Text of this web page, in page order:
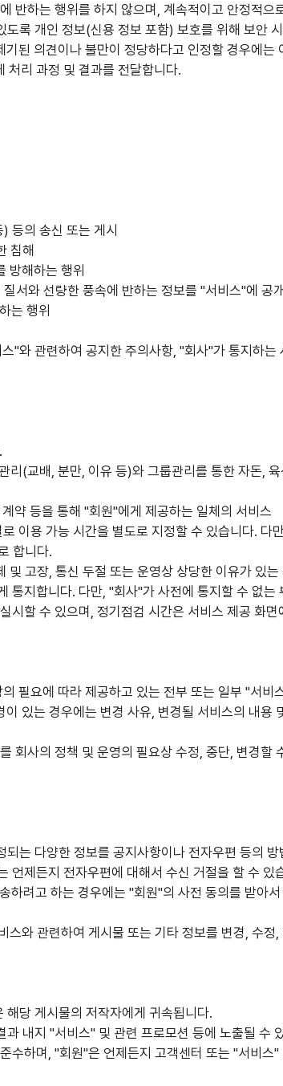
반하는 행위를 하지 않으며, 계속적이고 안정적
록 개인 정보(신용 정보 포함) 보호를 위해 보안
된 의견이나 불만이 정당하다고 인정할 경우에
처리 과정 및 결과를 전달합니다.
등의 송신 또는 게시
침해
방해하는 행위
서와 선량한 풍속에 반하는 정보를 "서비스"에 공
는 행위
"와 관련하여 공지한 주의사항, "회사"가 통지하
리(교배, 분만, 이유 등)와 그룹관리를 통한 자돈,
약 등을 통해 "회원"에게 제공하는 일체의 서비스
이용 가능 시간을 별도로 지정할 수 있습니다. 다
합니다.
고장, 통신 두절 또는 운영상 상당한 이유가 있
지합니다. 다만, "회사"가 사전에 통지할 수 없는
할 수 있으며, 정기점검 시간은 서비스 제공 화면
필요에 따라 제공하고 있는 전부 또는 일부 "서비
있는 경우에는 변경 사유, 변경될 서비스의 내용
회사의 정책 및 운영의 필요상 수정, 중단, 변경할
는 다양한 정보를 공지사항이나 전자우편 등의
언제든지 전자우편에 대해서 수신 거절을 할 수 있
려고 하는 경우에는 "회원"의 사전 동의를 받아
와 관련하여 게시물 또는 기타 정보를 변경, 수정
당 게시물의 저작자에게 귀속됩니다.
내지 "서비스" 및 관련 프로모션 등에 노출될 수
수하며, "회원"은 언제든지 고객센터 또는 "서비